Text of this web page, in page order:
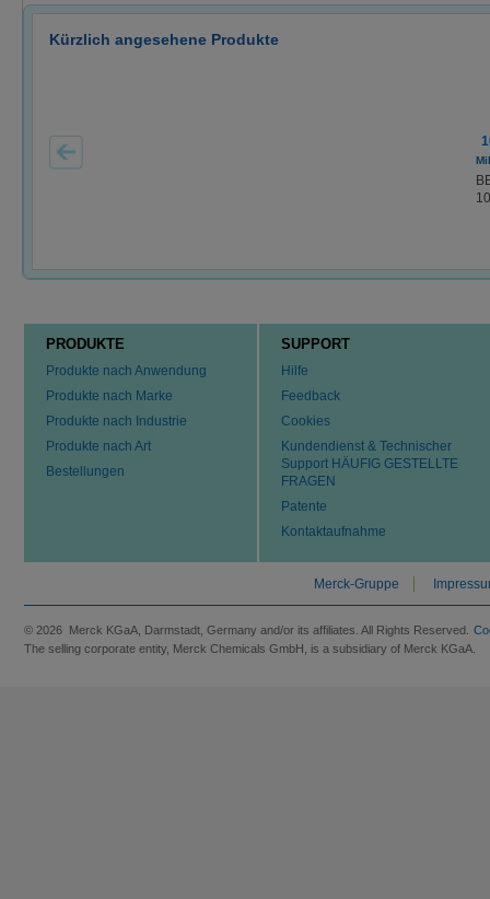
Kürzlich angesehene Produkte
PRODUKTE
Produkte nach Anwendung
Produkte nach Marke
Produkte nach Industrie
Produkte nach Art
Bestellungen
SUPPORT
Hilfe
Feedback
Cookies
Kundendienst & Technischer
Support HÄUFIG GESTELLTE
FRAGEN
Patente
Kontaktaufnahme
Merck-Gruppe
© 2026 Merck KGaA, Darmstadt, Germany and/or its affiliates. All Rights Reserved.
The selling corporate entity, Merck Chemicals GmbH, is a subsidiary of Merck KGaA.